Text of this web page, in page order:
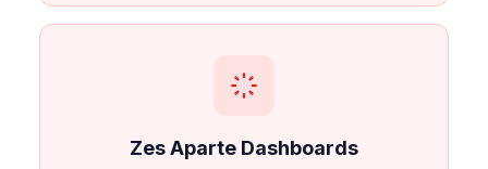
Zes Aparte Dashboards